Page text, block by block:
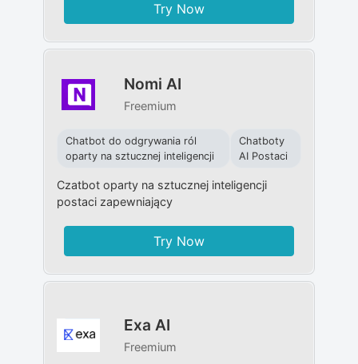
Try Now
Nomi AI
Freemium
Chatbot do odgrywania ról
oparty na sztucznej inteligencji
Chatboty
AI Postaci
Czatbot oparty na sztucznej inteligencji
postaci zapewniający
Try Now
Exa AI
Freemium